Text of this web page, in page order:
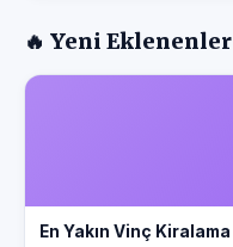
🔥 Yeni Eklenenler
En Yakın Vinç Kiralama